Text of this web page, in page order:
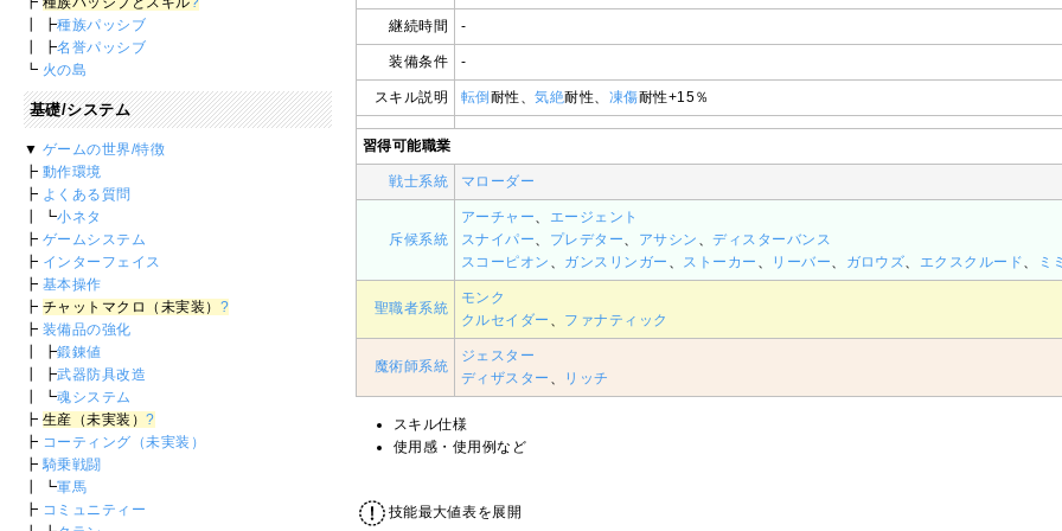
継続時間 -
装備条件 -
スキル説明 転倒 耐性、気絶耐性、 凍傷耐性+15％
習得可能職業
戦士系統 マローダー
斥候系統
アーチャー、 エージェント
スナイパー、 プレデター、 アサシン 、ディスターバンス
スコーピオン 、 ガンスリンガー 、 ストーカー 、 リーバー、 ガロウズ、 エクスクルード、 ミ
聖職者系統
モンク
クルセイダー 、 ファナティック
魔術師系統
ジェスター
ディザスター 、 リッチ
スキル仕様
使用感・使用例など
技能最大値表を展開
┃ ┣種族パッシブ
┃ ┣名誉パッシブ
┗ 火の島
基礎/システム
▼ ゲームの世界/特徴
┣ 動作環境
┣ よくある質問
┃ ┗小ネタ
┣ ゲームシステム
┣ インターフェイス
┣ 基本操作
┣ チャットマクロ（未実装） ?
┣ 装備品の強化
┃ ┣鍛錬値
┃ ┣武器防具改造
┃ ┗魂システム
┣ 生産（未実装）?
┣ コーティング（未実装）
┣ 騎乗戦闘
┃ ┗軍馬
┣ コミュニティー